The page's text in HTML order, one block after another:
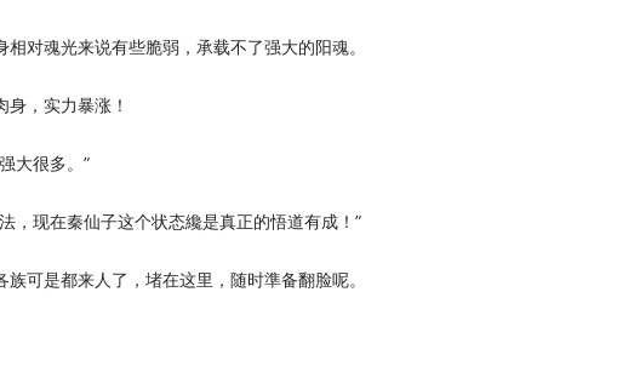
对魂光来说有些脆弱，承载不了强大的阳魂。
，实力暴涨！
大很多。”
，现在秦仙子这个状态纔是真正的悟道有成！”
可是都来人了，堵在这里，随时準备翻脸呢。